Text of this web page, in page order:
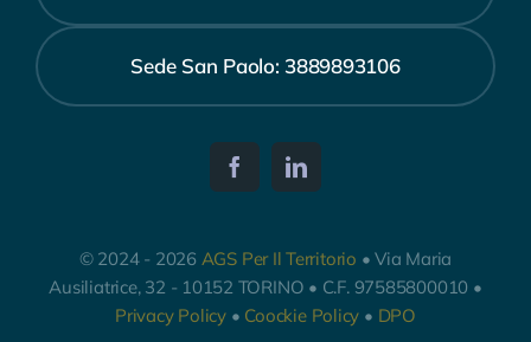
Sede San Paolo: 3889893106
© 2024 - 2026 AGS Per Il Territorio • Via Maria
Ausiliatrice, 32 - 10152 TORINO • C.F. 97585800010 •
Privacy Policy • Coockie Policy • DPO